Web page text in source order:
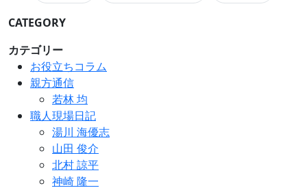
CATEGORY
カテゴリー
お役立ちコラム
親方通信
若林 均
職人現場日記
湯川 海優志
山田 俊介
北村 諒平
神崎 隆一